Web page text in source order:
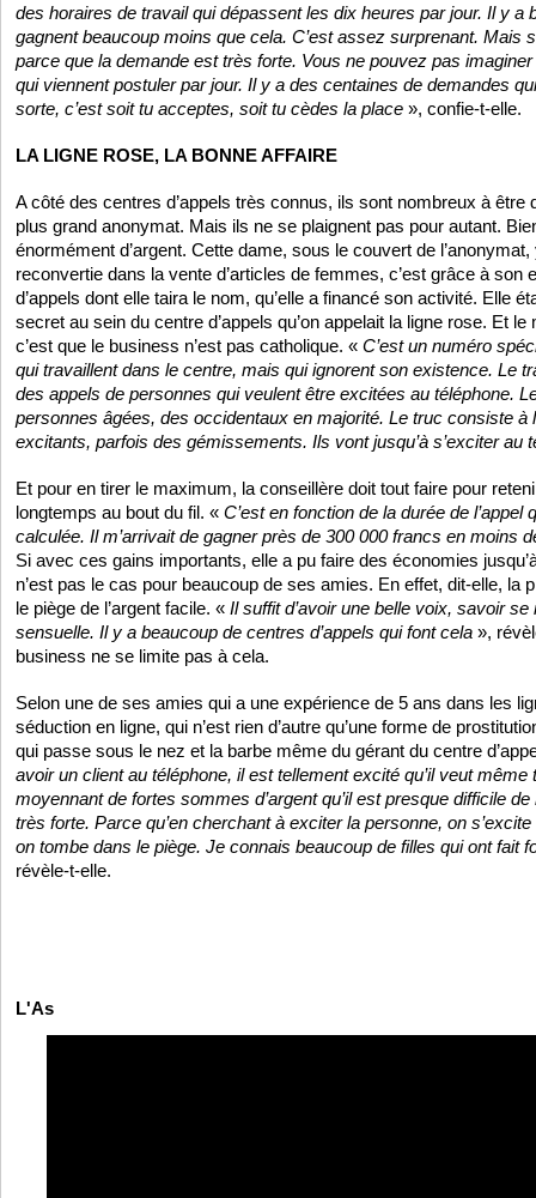
des horaires de travail qui dépassent les dix heures par jour. Il y a
gagnent beaucoup moins que cela. C’est assez surprenant. Mais
parce que la demande est très forte. Vous ne pouvez pas
qui viennent postuler par jour. Il y a des centaines de demandes
sorte, c’est soit tu acceptes, soit tu cèdes la place », confie-t-elle.
LA LIGNE ROSE, LA BONNE AFFAIRE
A côté des centres d’appels très connus, ils sont nombreux à être
plus grand anonymat. Mais ils ne se plaignent pas pour autant.
énormément d’argent. Cette dame, sous le couvert de l’anonymat,
reconvertie dans la vente d’articles de femmes, c’est grâce à son
d’appels dont elle taira le nom, qu’elle a financé son activité. Elle
secret au sein du centre d’appels qu’on appelait la ligne rose. Et le
c’est que le business n’est pas catholique. «C’est un numéro
qui travaillent dans le centre, mais qui ignorent son existence. Le
des appels de personnes qui veulent être excitées au téléphone.
personnes âgées, des occidentaux en majorité. Le truc consiste à
excitants, parfois des gémissements. Ils vont jusqu’à s’exciter au
Et pour en tirer le maximum, la conseillère doit tout faire pour
longtemps au bout du fil. «C’est en fonction de la durée de
calculée. Il m’arrivait de gagner près de 300 000 francs en moins
Si avec ces gains importants, elle a pu faire des économies
n’est pas le cas pour beaucoup de ses amies. En effet, dit-elle, la
le piège de l’argent facile. «Il suffit d’avoir une belle voix, savoir
sensuelle. Il y a beaucoup de centres d’appels qui font cela »,
business ne se limite pas à cela.
Selon une de ses amies qui a une expérience de 5 ans dans les
séduction en ligne, qui n’est rien d’autre qu’une forme de
qui passe sous le nez et la barbe même du gérant du centre
avoir un client au téléphone, il est tellement excité qu’il veut même
moyennant de fortes sommes d’argent qu’il est presque difficile
très forte. Parce qu’en cherchant à exciter la personne, on
on tombe dans le piège. Je connais beaucoup de filles qui ont fait
révèle-t-elle.
L'As